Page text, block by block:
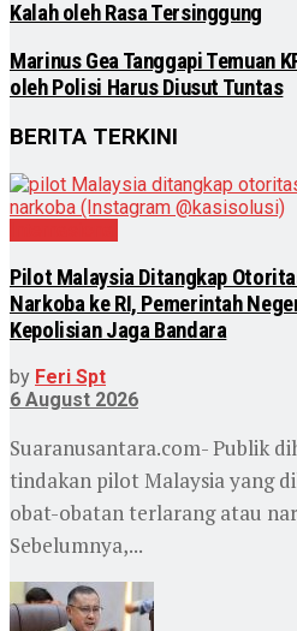
Kalah oleh Rasa Tersinggung
Marinus Gea Tanggapi Temuan
oleh Polisi Harus Diusut Tuntas
BERITA TERKINI
Pilot Malaysia Ditangkap
Narkoba ke RI, Pemerintah
Kepolisian Jaga Bandara
by Feri Spt
6 August 2026
Suaranusantara.com- Publik
tindakan pilot Malaysia yang
obat-obatan terlarang atau
Sebelumnya,...